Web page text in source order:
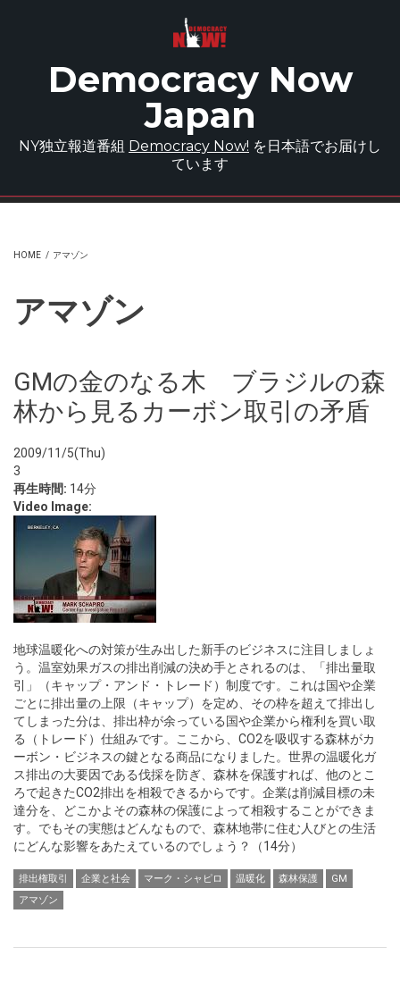
Democracy Now
Japan
NY独立報道番組 Democracy Now! を日本語でお届けし
ています
HOME / アマゾン
アマゾン
GMの金のなる木 ブラジルの森
林から見るカーボン取引の矛盾
2009/11/5(Thu)
3
再生時間: 14分
Video Image:
地球温暖化への対策が生み出した新手のビジネスに注目しましょ
う。温室効果ガスの排出削減の決め手とされるのは、「排出量取
引」（キャップ・アンド・トレード）制度です。これは国や企業
ごとに排出量の上限（キャップ）を定め、その枠を超えて排出し
てしまった分は、排出枠が余っている国や企業から権利を買い取
る（トレード）仕組みです。ここから、CO2を吸収する森林がカ
ーボン・ビジネスの鍵となる商品になりました。世界の温暖化ガ
ス排出の大要因である伐採を防ぎ、森林を保護すれば、他のとこ
ろで起きたCO2排出を相殺できるからです。企業は削減目標の未
達分を、どこかよその森林の保護によって相殺することができま
す。でもその実態はどんなもので、森林地帯に住む人びとの生活
にどんな影響をあたえているのでしょう？（14分）
排出権取引 企業と社会 マーク・シャピロ 温暖化 森林保護
GM
アマゾン